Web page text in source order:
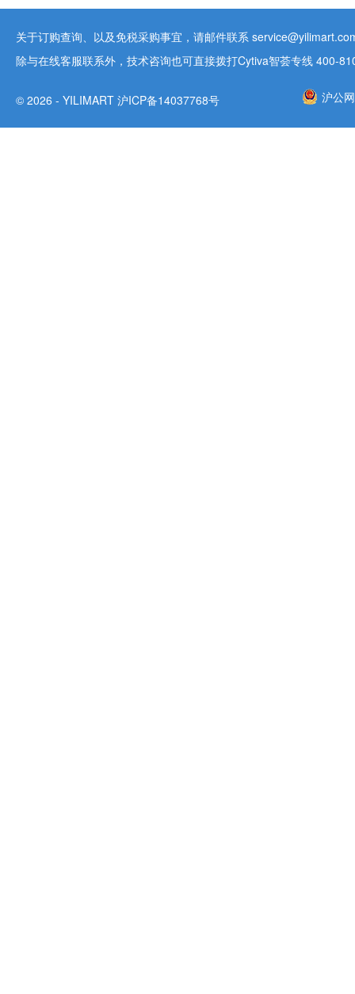
关于订购查询、以及免税采购事宜，请邮件联系
除与在线客服联系外，技术咨询也可直接拨打Cytiva智荟专线 400-
© 2026 - YILIMART 沪ICP备14037768号 沪公